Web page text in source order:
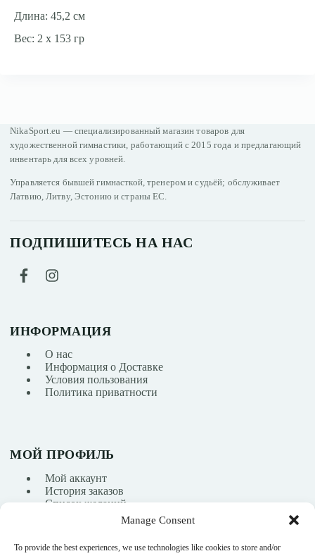
Manage Consent
To provide the best experiences, we use technologies like cookies to store and/or
Длина: 45,2 cм
Вес: 2 x 153 гр
NikaSport.eu — специализированный магазин товаров для
художественной гимнастики, работающий с 2015 года и предлагающий
инвентарь для всех уровней.
Управляется бывшей гимнасткой, тренером и судьёй; обслуживает
Латвию, Литву, Эстонию и страны ЕС.
ПОДПИШИТЕСЬ НА НАС
ИНФОРМАЦИЯ
О нас
Информация о Доставке
Условия пользования
Политика приватности
МОЙ ПРОФИЛЬ
Мой аккаунт
История заказов
Список желаний
info@nikasport.eu